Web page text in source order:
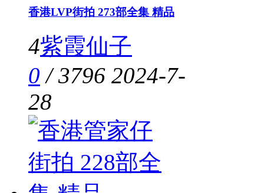
香港LVP街拍 273部全集 精品
4紫霞仙子
0 /3796 2024-7-
28